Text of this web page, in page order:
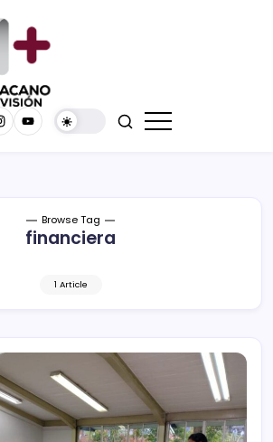
Browse Tag
financiera
1 Article